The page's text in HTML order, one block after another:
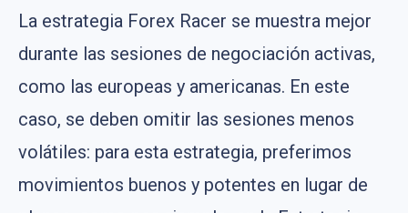
La estrategia Forex Racer se muestra mejor
durante las sesiones de negociación activas,
como las europeas y americanas. En este
caso, se deben omitir las sesiones menos
volátiles: para esta estrategia, preferimos
movimientos buenos y potentes en lugar de